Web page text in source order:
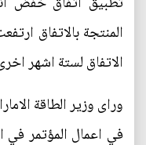
المنتجة بالاتفاق
الاتفاق لستة اشهر
وراى وزير الطاقة
في اعمال المؤتمر في